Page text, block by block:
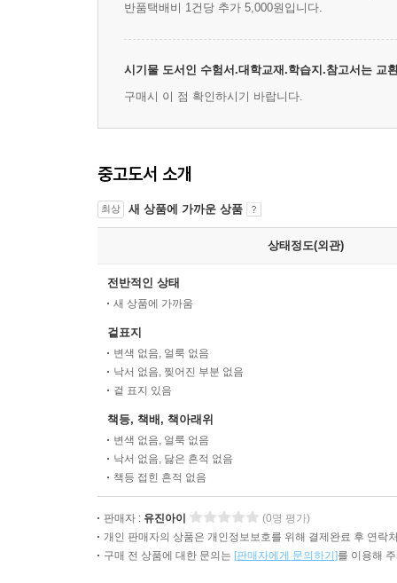
반품택배비 1건당 추가 5,000원입니다.
시기물 도서인 수험서.대학교재.학습지.참고서는 교
구매시 이 점 확인하시기 바랍니다.
중고도서 소개
최상 새 상품에 가까운 상품
상태정도(외관)
전반적인 상태
새 상품에 가까움
겉표지
변색 없음, 얼룩 없음
낙서 없음, 찢어진 부분 없음
겉 표지 있음
책등, 책배, 책아래위
변색 없음, 얼룩 없음
낙서 없음, 닳은 흔적 없음
책등 접힌 흔적 없음
판매자 : 유진아이
(0명 평가)
개인 판매자의 상품은 개인정보보호를 위해 결제완료 후 연락
구매 전 상품에 대한 문의는 [판매자에게 문의하기]를 이용해